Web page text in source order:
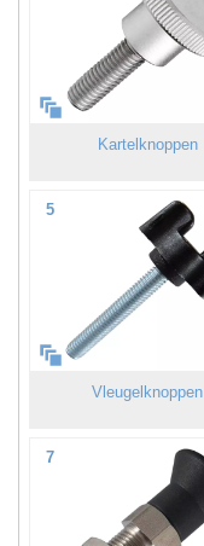
Kartelknoppen
5
Vleugelknoppen
7